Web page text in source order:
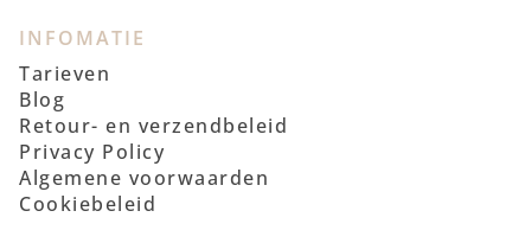
INFOMATIE
Tarieven
Blog
Retour- en verzendbeleid
Privacy Policy
Algemene voorwaarden
Cookiebeleid